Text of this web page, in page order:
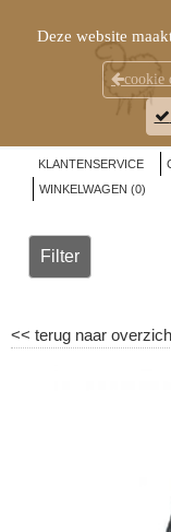
KLANTENSERVICE
WINKELWAGEN (0)
Filter
<< terug naar
Deze website
cookie